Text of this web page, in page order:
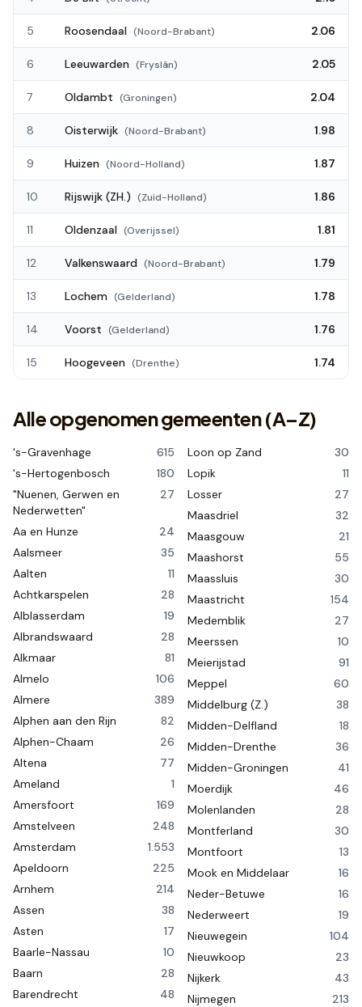
5 Roosendaal (Noord-Brabant) 2.06
6 Leeuwarden (Fryslân) 2.05
7 Oldambt (Groningen) 2.04
8 Oisterwijk (Noord-Brabant) 1.98
9 Huizen (Noord-Holland) 1.87
10 Rijswijk (ZH.) (Zuid-Holland) 1.86
11 Oldenzaal (Overijssel) 1.81
12 Valkenswaard (Noord-Brabant) 1.79
13 Lochem (Gelderland) 1.78
14 Voorst (Gelderland) 1.76
15 Hoogeveen (Drenthe) 1.74
Alle opgenomen gemeenten (A–Z)
's-Gravenhage
615
's-Hertogenbosch
180
"Nuenen, Gerwen en
Nederwetten"
27
Aa en Hunze
24
Aalsmeer
35
Aalten
11
Achtkarspelen
28
Alblasserdam
19
Albrandswaard
28
Alkmaar
81
Almelo
106
Almere
389
Alphen aan den Rijn
82
Alphen-Chaam
26
Altena
77
Ameland
1
Amersfoort
169
Amstelveen
248
Amsterdam
1.553
Apeldoorn
225
Arnhem
214
Assen
38
Asten
17
Baarle-Nassau
10
Baarn
28
Barendrecht
48
Loon op Zand
30
Lopik
11
Losser
27
Maasdriel
32
Maasgouw
21
Maashorst
55
Maassluis
30
Maastricht
154
Medemblik
27
Meerssen
10
Meierijstad
91
Meppel
60
Middelburg (Z.)
38
Midden-Delfland
18
Midden-Drenthe
36
Midden-Groningen
41
Moerdijk
46
Molenlanden
28
Montferland
30
Montfoort
13
Mook en Middelaar
16
Neder-Betuwe
16
Nederweert
19
Nieuwegein
104
Nieuwkoop
23
Nijkerk
43
Nijmegen
213